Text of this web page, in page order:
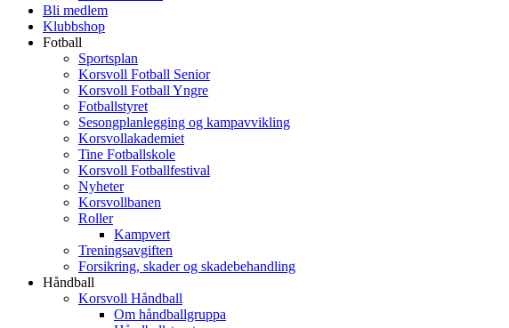
Bli medlem
Klubbshop
Fotball
Sportsplan
Korsvoll Fotball Senior
Korsvoll Fotball Yngre
Fotballstyret
Sesongplanlegging og kampavvikling
Korsvollakademiet
Tine Fotballskole
Korsvoll Fotballfestival
Nyheter
Korsvollbanen
Roller
Kampvert
Treningsavgiften
Forsikring, skader og skadebehandling
Håndball
Korsvoll Håndball
Om håndballgruppa